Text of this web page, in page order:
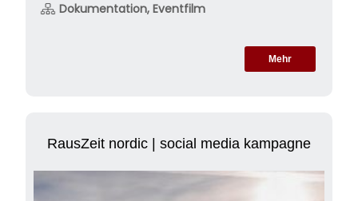
Dokumentation, Eventfilm
Mehr
RausZeit nordic | social media kampagne